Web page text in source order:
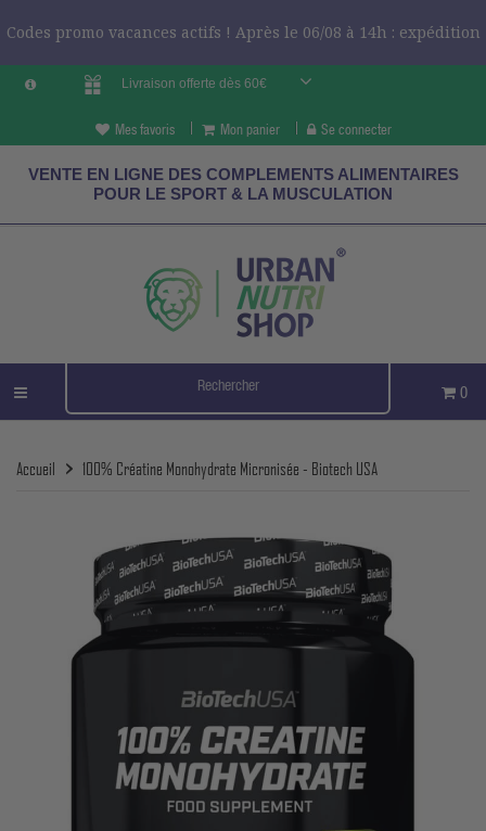
Codes promo vacances actifs ! Après le 06/08 à 14h : expédition
Livraison offerte dès 60€
Mes favoris Mon panier Se connecter
VENTE EN LIGNE DES COMPLEMENTS ALIMENTAIRES
POUR LE SPORT & LA MUSCULATION
0
Accueil 100% Créatine Monohydrate Micronisée - Biotech USA